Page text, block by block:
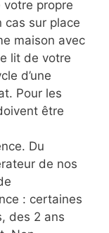
votre propre
cas sur place
maison avec
lit de votre
d’une
Pour les
être
Du
de nos
: certaines
des 2 ans